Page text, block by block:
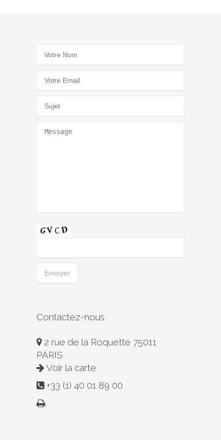
Contactez-nous
2 rue de la Roquette 75011
PARIS
Voir la carte
+33 (1) 40 01 89 00